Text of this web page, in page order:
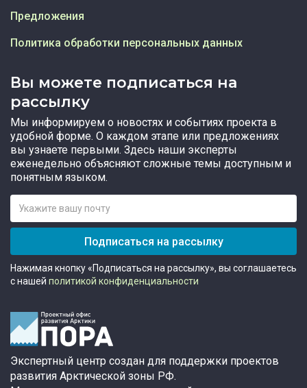
Вы можете подписаться на
рассылку
Мы информируем о новостях и событиях проекта в
удобной форме. О каждом этапе или предложениях
вы узнаете первыми. Здесь наши эксперты
еженедельно объясняют сложные темы доступным и
понятным языком.
Подписаться на рассылку
Нажимая кнопку «Подписаться на рассылку», вы соглашаетесь
с нашей политикой конфиденциальности
Предложения
Политика обработки персональных данных
Экспертный центр создан для поддержки проектов
развития Арктической зоны РФ.